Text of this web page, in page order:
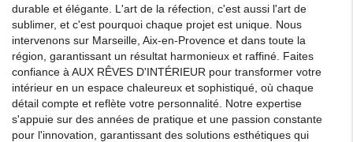
durable et élégante. L'art de la réfection, c'est aussi l'art de
sublimer, et c'est pourquoi chaque projet est unique. Nous
intervenons sur Marseille, Aix-en-Provence et dans toute la
région, garantissant un résultat harmonieux et raffiné. Faites
confiance à AUX RÊVES D'INTÉRIEUR pour transformer votre
intérieur en un espace chaleureux et sophistiqué, où chaque
détail compte et reflète votre personnalité. Notre expertise
s'appuie sur des années de pratique et une passion constante
pour l'innovation, garantissant des solutions esthétiques qui